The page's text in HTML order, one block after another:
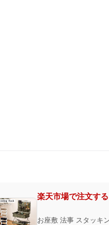
楽天市場で注文する
お座敷 法事 スタッキ